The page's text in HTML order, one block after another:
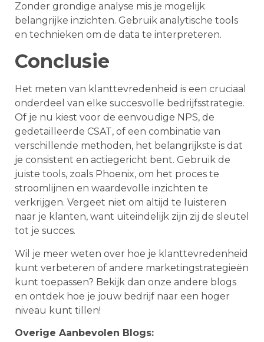
Zonder grondige analyse mis je mogelijk
belangrijke inzichten. Gebruik analytische tools
en technieken om de data te interpreteren.
Conclusie
Het meten van klanttevredenheid is een cruciaal
onderdeel van elke succesvolle bedrijfsstrategie.
Of je nu kiest voor de eenvoudige NPS, de
gedetailleerde CSAT, of een combinatie van
verschillende methoden, het belangrijkste is dat
je consistent en actiegericht bent. Gebruik de
juiste tools, zoals Phoenix, om het proces te
stroomlijnen en waardevolle inzichten te
verkrijgen. Vergeet niet om altijd te luisteren
naar je klanten, want uiteindelijk zijn zij de sleutel
tot je succes.
Wil je meer weten over hoe je klanttevredenheid
kunt verbeteren of andere marketingstrategieën
kunt toepassen? Bekijk dan onze andere blogs
en ontdek hoe je jouw bedrijf naar een hoger
niveau kunt tillen!
Overige Aanbevolen Blogs: